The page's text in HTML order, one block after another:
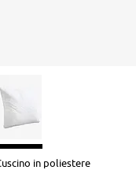
in poliestere